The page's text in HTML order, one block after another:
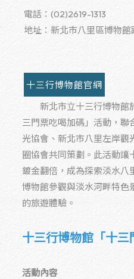
電話：(02)2619-1313
地址：新北市八里區博物
十三行博物館官網
新北市立十三行博物館
三門票吃喝加碼」活動，聯
光協會、新北市八里左岸觀
圈協會共同策劃。此活動讓
鍍金翻倍，成為探索淡水八
博物館參觀與淡水河畔特色
的旅遊體驗。
十三行博物館「十
活動內容